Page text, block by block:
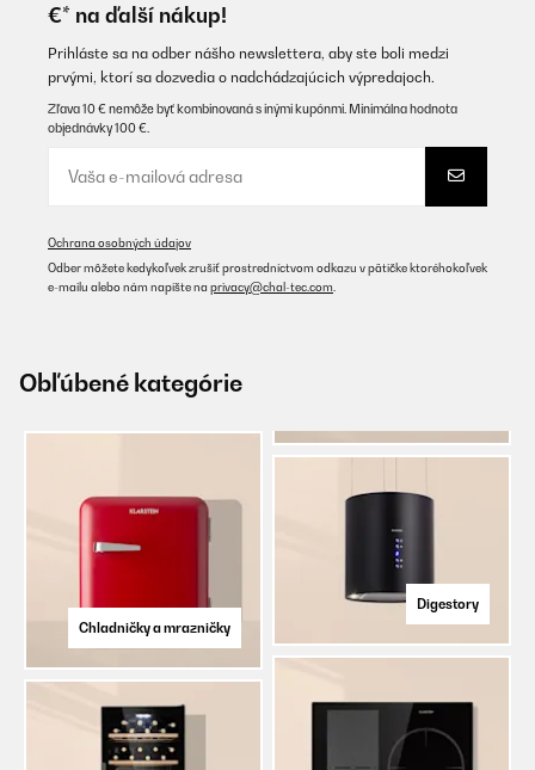
€* na ďalší nákup!
Prihláste sa na odber nášho newslettera, aby ste boli medzi
prvými, ktorí sa dozvedia o nadchádzajúcich výpredajoch.
Zľava 10 € nemôže byť kombinovaná s inými kupónmi. Minimálna hodnota
objednávky 100 €.
Ochrana osobných údajov
Odber môžete kedykoľvek zrušiť prostredníctvom odkazu v pätičke ktoréhokoľvek
e-mailu alebo nám napíšte na privacy@chal-tec.com
Obľúbené kategórie
Chladničky a mrazničky
Digestory